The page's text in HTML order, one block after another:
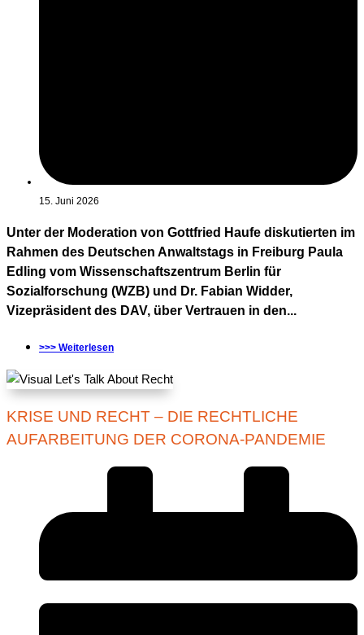
15. Juni 2026
Unter der Moderation von Gottfried Haufe diskutierten im
Rahmen des Deutschen Anwaltstags in Freiburg Paula
Edling vom Wissenschaftszentrum Berlin für
Sozialforschung (WZB) und Dr. Fabian Widder,
Vizepräsident des DAV, über Vertrauen in den...
>>> Weiterlesen
KRISE UND RECHT – DIE RECHTLICHE
AUFARBEITUNG DER CORONA-PANDEMIE